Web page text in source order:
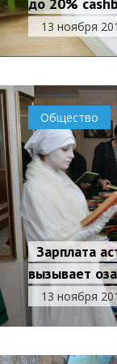
до 20%
13 ноября
Общество
Зарплата
вызывает
13 ноября